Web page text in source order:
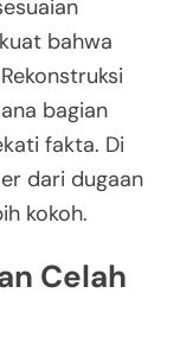
bahwa
bagian
fakta. Di
dari dugaan
kokoh.
Celah